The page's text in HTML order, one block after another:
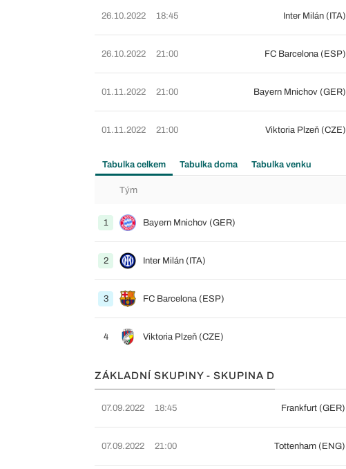
26.10.2022 18:45 Inter Milán (ITA)
26.10.2022 21:00 FC Barcelona (ESP)
01.11.2022 21:00 Bayern Mnichov (GER)
01.11.2022 21:00 Viktoria Plzeň (CZE)
Tabulka celkem Tabulka doma Tabulka venku
Tým
1 Bayern Mnichov (GER)
2 Inter Milán (ITA)
3 FC Barcelona (ESP)
4 Viktoria Plzeň (CZE)
ZÁKLADNÍ SKUPINY - SKUPINA D
07.09.2022 18:45 Frankfurt (GER)
07.09.2022 21:00 Tottenham (ENG)